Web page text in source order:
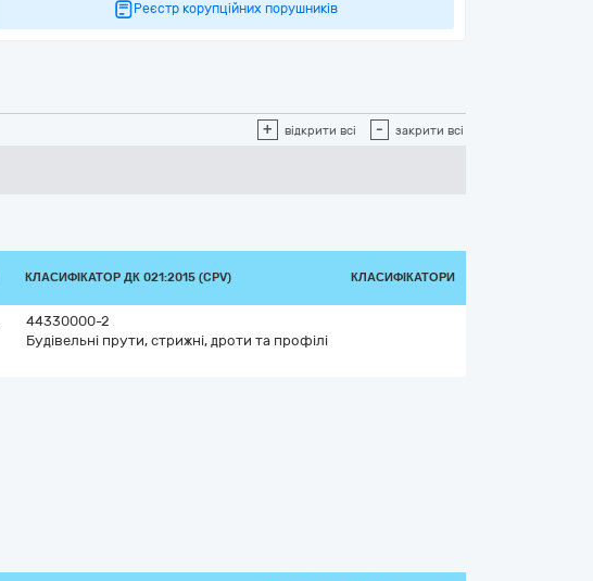
Реєстр корупційних порушників
+ відкрити всі - закрити всі
КЛАСИФІКАТОР ДК 021:2015 (CPV) КЛАСИФІКАТОРИ
44330000-2
Будівельні прути, стрижні, дроти та профілі